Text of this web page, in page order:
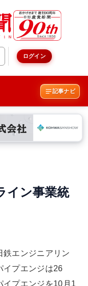
ログイン
記事ナビ
イン事業統
エンジニアリン
イプエンジは26
イプエンジを10月1